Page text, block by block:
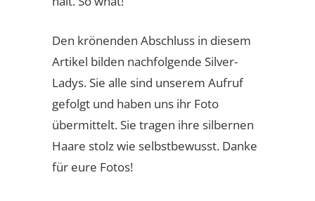
Den krönenden Abschluss in diesem
Artikel bilden nachfolgende Silver-
Ladys. Sie alle sind unserem Aufruf
gefolgt und haben uns ihr Foto
übermittelt. Sie tragen ihre silbernen
Haare stolz wie selbstbewusst. Danke
für eure Fotos!